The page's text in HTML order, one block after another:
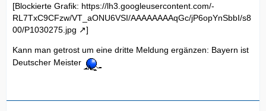
[Blockierte Grafik: https://lh3.googleusercontent.com/-
RL7TxC9CFzw/VT_aONU6VSI/AAAAAAAAqGc/jP6opYnSbbI/s8
00/P1030275.jpg
]
Kann man getrost um eine dritte Meldung ergänzen: Bayern ist
Deutscher Meister